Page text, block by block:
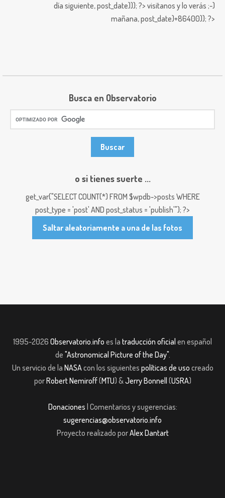
día siguiente,post_date))); ?> visitanos y lo verás ;-)
mañana,post_date)+86400)); ?>
Busca en Observatorio
o si tienes suerte ...
get_var("SELECT COUNT(*) FROM $wpdb->posts WHERE
post_type = 'post' AND post_status = 'publish'"); ?>
Saltar aleatoriamente a una de las fotos
1995-2026 Observatorio.info es la traducción oficial en español
de "Astronomical Picture of the Day".
Un servicio de la NASAcon los siguientes políticas de uso creado
porRobert Nemiroff(MTU) &Jerry Bonnell (USRA)
Donaciones | Comentarios y sugerencias:
sugerencias@observatorio.info
Proyecto realizado porAlex Dantart